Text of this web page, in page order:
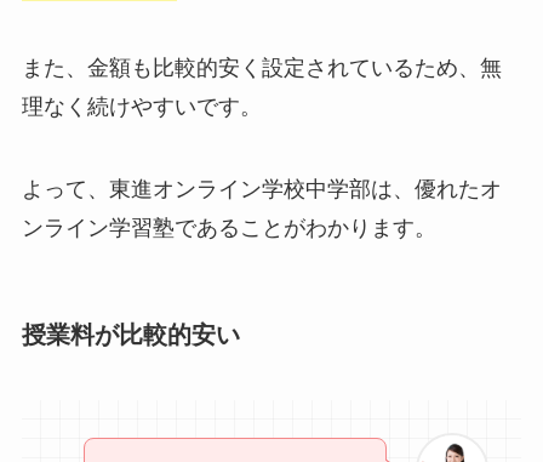
また、金額も比較的安く設定されているため、無
理なく続けやすいです。
よって、東進オンライン学校中学部は、優れたオ
ンライン学習塾であることがわかります。
授業料が比較的安い